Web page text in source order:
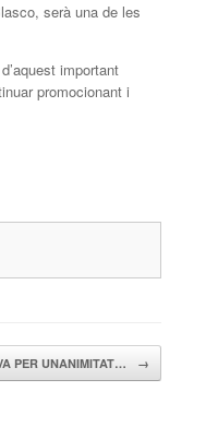
serà una de les
important
promocionant i
PER UNANIMITAT… →